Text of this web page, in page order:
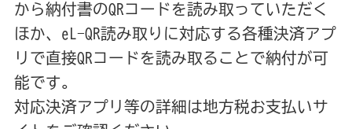
から納付書のQRコードを読み取っていただく
ほか、eL-QR読み取りに対応する各種決済アプ
リで直接QRコードを読み取ることで納付が可
能です。
対応決済アプリ等の詳細は地方税お支払いサ